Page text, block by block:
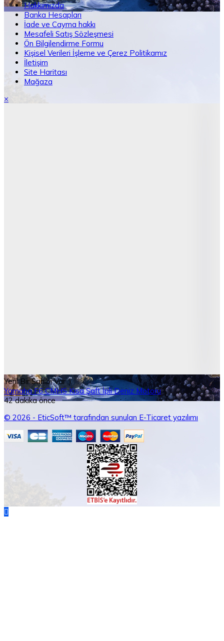
Hakkımızda
Banka Hesapları
İade ve Cayma hakkı
Mesafeli Satış Sözleşmesi
Ön Bilgilendirme Formu
Kişisel Verileri İşleme ve Çerez Politikamız
İletişim
Site Haritası
Mağaza
×
Yeni Bir Sahibi Var :)
Yamaha F6 CMHS Kısa Şaft İpli Deniz Motoru
42 dakika önce
© 2026 - EticSoft™ tarafından sunulan E-Ticaret yazılımı
